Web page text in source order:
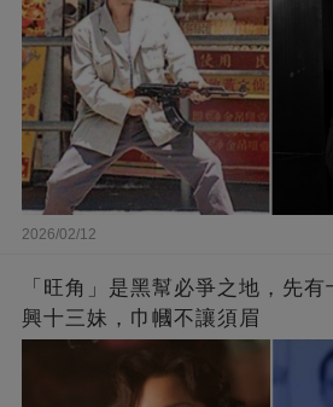
2026/02/12
「旺角」是黑幫必爭之地，先
興十三妹，巾幗不讓須眉